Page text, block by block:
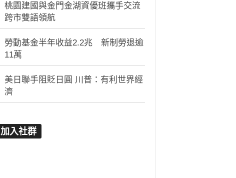
桃園建國與金門金湖資優班攜手交流
跨市雙語領航
勞動基金半年收益2.2兆 新制勞退逾
11萬
美日聯手阻貶日圓 川普：有利世界經
濟
加入社群